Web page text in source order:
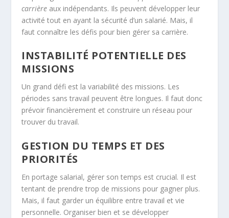
carrière aux indépendants. Ils peuvent développer leur
activité tout en ayant la sécurité d’un salarié. Mais, il
faut connaître les défis pour bien gérer sa carrière.
INSTABILITÉ POTENTIELLE DES
MISSIONS
Un grand défi est la variabilité des missions. Les
périodes sans travail peuvent être longues. Il faut donc
prévoir financièrement et construire un réseau pour
trouver du travail.
GESTION DU TEMPS ET DES
PRIORITÉS
En portage salarial, gérer son temps est crucial. Il est
tentant de prendre trop de missions pour gagner plus.
Mais, il faut garder un équilibre entre travail et vie
personnelle. Organiser bien et se développer